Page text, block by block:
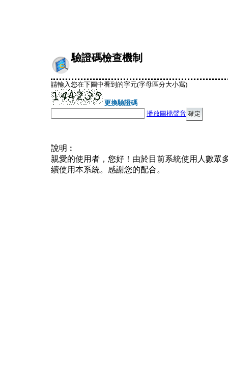
驗證碼檢查機制
請輸入您在下圖中看到的字元(字母區分大小寫)
更換驗證碼
播放圖檔聲音
說明︰
親愛的使用者，您好！由於目前系統使用人數眾
續使用本系統。感謝您的配合。